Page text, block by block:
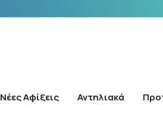
Νέες Αφίξεις Αντηλιακά